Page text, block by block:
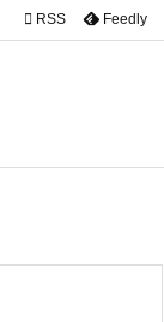


 RSS Feedly